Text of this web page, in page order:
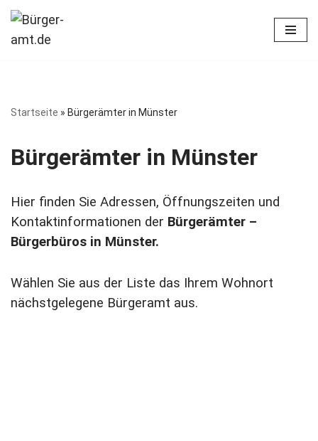
Zum
Startseite » Bürgerämter in Münster
Bürgerämter in Münster
Hier finden Sie Adressen, Öffnungszeiten und
Kontaktinformationen der Bürgerämter –
Bürgerbüros in Münster.
Wählen Sie aus der Liste das Ihrem Wohnort
nächstgelegene Bürgeramt aus.